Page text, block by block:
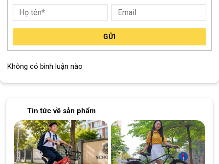
GỬI
Không có bình luận nào
Tin tức về sản phẩm